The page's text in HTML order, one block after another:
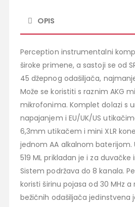
OPIS
Perception instrumentalni
široke primene, a sastoji se od
45 džepnog odašiljača,
Može se koristiti s raznim AKG
mikrofonima. Komplet dolazi s
napajanjem i EU/UK/US
6,3mm utikačem i mini XLR
jednom AA alkalnom baterijom.
519 ML prikladan je i za
Sistem podržava do 8 kanala.
koristi širinu pojasa od 30 MHz
bežičnih odašiljača jedinstvena